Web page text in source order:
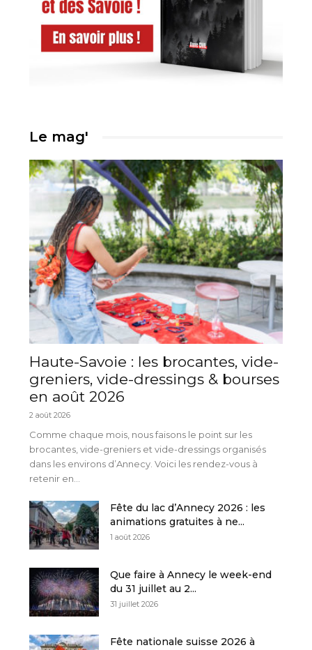
Le mag'
Haute-Savoie : les brocantes, vide-
greniers, vide-dressings & bourses
en août 2026
2 août 2026
Comme chaque mois, nous faisons le point sur les
brocantes, vide-greniers et vide-dressings organisés
dans les environs d’Annecy. Voici les rendez-vous à
retenir en...
Fête du lac d’Annecy 2026 : les
animations gratuites à ne...
1 août 2026
Que faire à Annecy le week-end
du 31 juillet au 2...
31 juillet 2026
Fête nationale suisse 2026 à